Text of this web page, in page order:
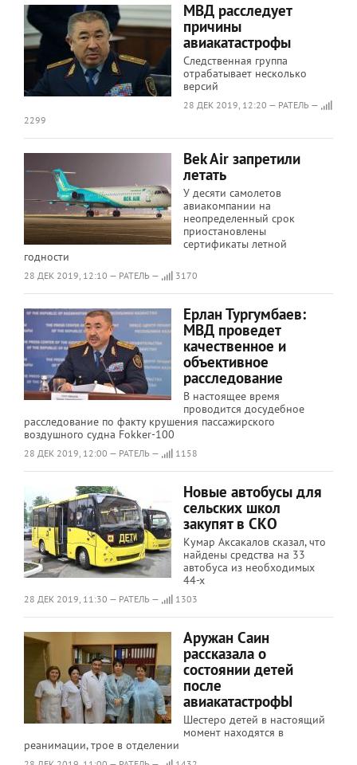
МВД расследует
причины
авиакатастрофы
Следственная группа
отрабатывает несколько
версий
28 ДЕК 2019, 12:20 — РАТЕЛЬ —
2299
Bek Air запретили
летать
У десяти самолетов
авиакомпании на
неопределенный срок
приостановлены
сертификаты летной
годности
28 ДЕК 2019, 12:10 — РАТЕЛЬ — 3170
Ерлан Тургумбаев:
МВД проведет
качественное и
объективное
расследование
В настоящее время
проводится досудебное
расследование по факту крушения пассажирского
воздушного судна Fokker-100
28 ДЕК 2019, 12:00 — РАТЕЛЬ — 1158
Новые автобусы для
сельских школ
закупят в СКО
Кумар Аксакалов сказал, что
найдены средства на 33
автобуса из необходимых
44-х
28 ДЕК 2019, 11:30 — РАТЕЛЬ — 1303
Аружан Саин
рассказала о
состоянии детей
после
авиакатастрофЫ
Шестеро детей в настоящий
момент находятся в
реанимации, трое в отделении